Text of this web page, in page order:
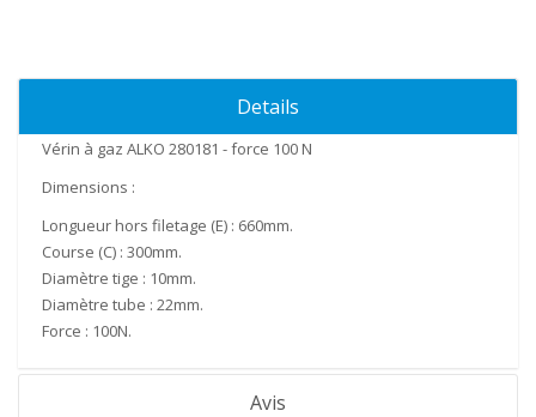
Details
Vérin à gaz ALKO 280181 - force 100 N
Dimensions :
Longueur hors filetage (E) : 660mm.
Course (C) : 300mm.
Diamètre tige : 10mm.
Diamètre tube : 22mm.
Force : 100N.
Avis